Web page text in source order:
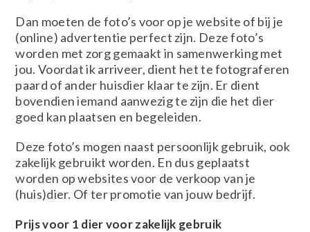
Dan moeten de foto’s voor op je website of bij je
(online) advertentie perfect zijn. Deze foto’s
worden met zorg gemaakt in samenwerking met
jou. Voordat ik arriveer, dient het te fotograferen
paard of ander huisdier klaar te zijn. Er dient
bovendien iemand aanwezig te zijn die het dier
goed kan plaatsen en begeleiden.
Deze foto’s mogen naast persoonlijk gebruik, ook
zakelijk gebruikt worden. En dus geplaatst
worden op websites voor de verkoop van je
(huis)dier. Of ter promotie van jouw bedrijf.
Prijs voor 1 dier voor zakelijk gebruik